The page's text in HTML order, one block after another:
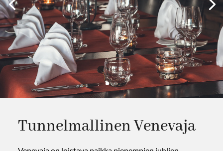
Tunnelmallinen Venevaja